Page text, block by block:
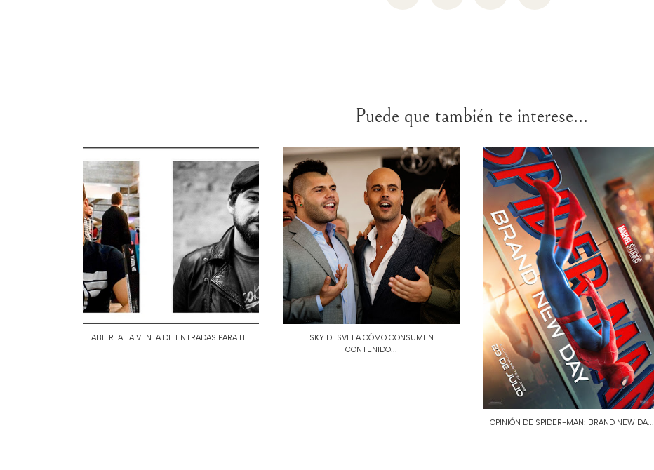
Puede que también te interese...
ABIERTA LA VENTA DE ENTRADAS PARA H...
SKY DESVELA CÓMO CONSUMEN
CONTENIDO...
OPINIÓN DE SPIDER-MAN: BRAND NEW DA...